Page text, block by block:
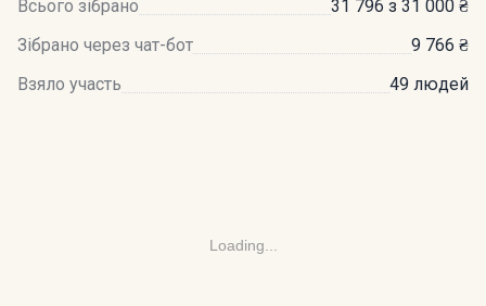
Всього зібрано
31 796 з 31 000 ₴
Зібрано через чат-бот
9 766 ₴
Взяло участь
49 людей
Loading...